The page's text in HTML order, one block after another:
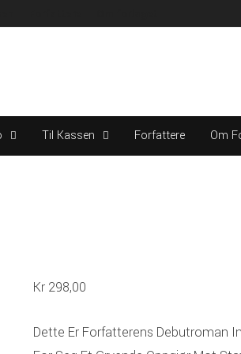
Til Kassen Forfattere Om
Kr298,00
Dette Er Forfatterens Debutroman